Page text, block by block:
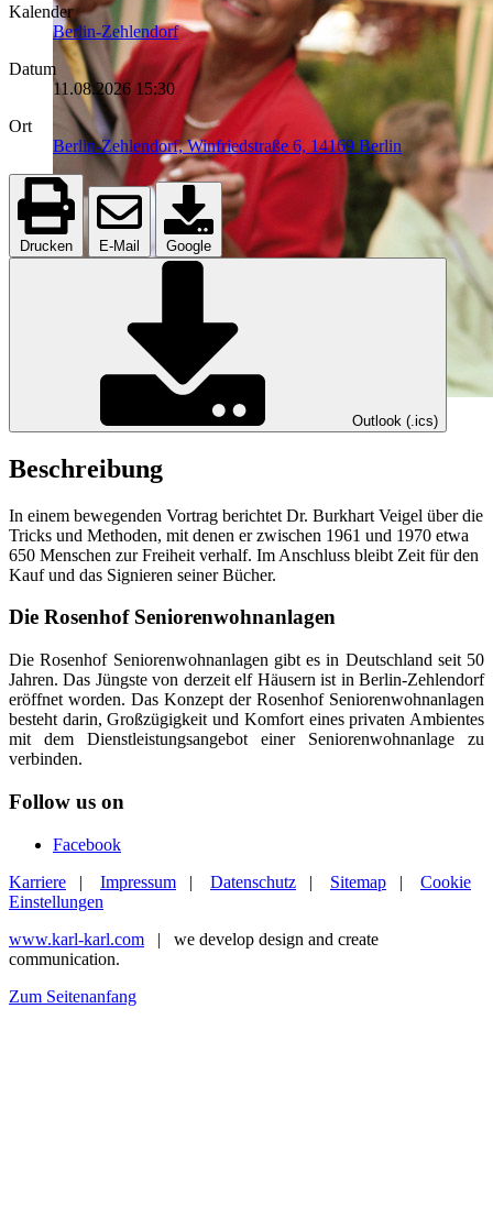
Kalender
Berlin-Zehlendorf
Datum
11.08.2026 15:30
Ort
Berlin-Zehlendorf, Winfriedstraße 6, 14169 Berlin
Drucken E-Mail Google
Outlook (.ics)
Beschreibung
In einem bewegenden Vortrag berichtet Dr. Burkhart Veigel über die
Tricks und Methoden, mit denen er zwischen 1961 und 1970 etwa
650 Menschen zur Freiheit verhalf. Im Anschluss bleibt Zeit für den
Kauf und das Signieren seiner Bücher.
Die Rosenhof Seniorenwohnanlagen
Die Rosenhof Seniorenwohnanlagen gibt es in Deutschland seit 50
Jahren. Das Jüngste von derzeit elf Häusern ist in Berlin-Zehlendorf
eröffnet worden. Das Konzept der Rosenhof Seniorenwohnanlagen
besteht darin, Großzügigkeit und Komfort eines privaten Ambientes
mit dem Dienstleistungsangebot einer Seniorenwohnanlage zu
verbinden.
Follow us on
Facebook
Karriere | Impressum | Datenschutz | Sitemap | Cookie
Einstellungen
www.karl-karl.com | we develop design and create
communication.
Zum Seitenanfang